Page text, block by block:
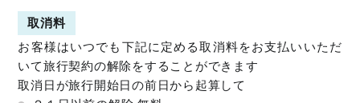
取消料
お客様はいつでも下記に定める取消料をお支払いいただ
いて旅行契約の解除をすることができます
取消日が旅行開始日の前日から起算して